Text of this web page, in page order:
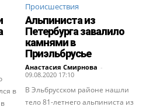
в
Происшествия
Альпиниста из
Петербурга завалило
камнями в
Приэльбрусье
Анастасия Смирнова -
09.08.2020 17:10
В Эльбрусском районе нашли
тело 81-летнего альпиниста из